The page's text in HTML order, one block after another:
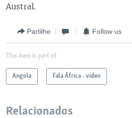
Austral.
Partilhe Follow us
This item is part of
Angola Fala África - video
Relacionados